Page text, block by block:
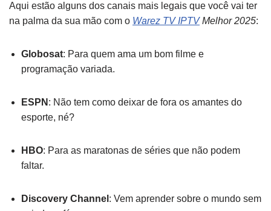
Aqui estão alguns dos canais mais legais que você vai ter
na palma da sua mão com o Warez TV IPTVMelhor 2025:
Globosat: Para quem ama um bom filme e
programação variada.
ESPN : Não tem como deixar de fora os amantes do
esporte, né?
HBO: Para as maratonas de séries que não podem
faltar.
Discovery Channel : Vem aprender sobre o mundo sem